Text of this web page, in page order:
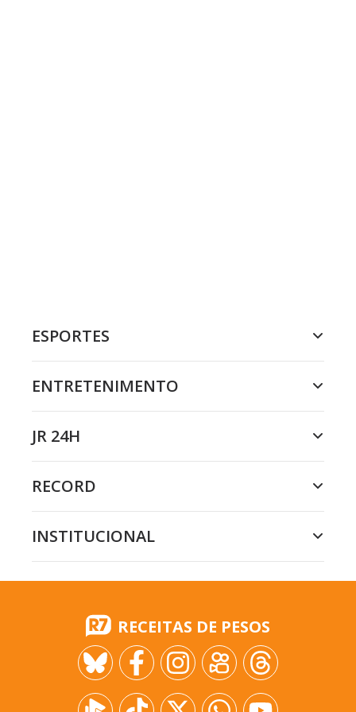
ESPORTES
ENTRETENIMENTO
JR 24H
RECORD
INSTITUCIONAL
RECEITAS DE PESOS